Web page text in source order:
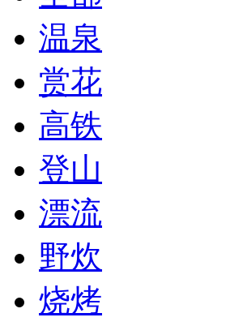
温泉
赏花
高铁
登山
漂流
野炊
烧烤